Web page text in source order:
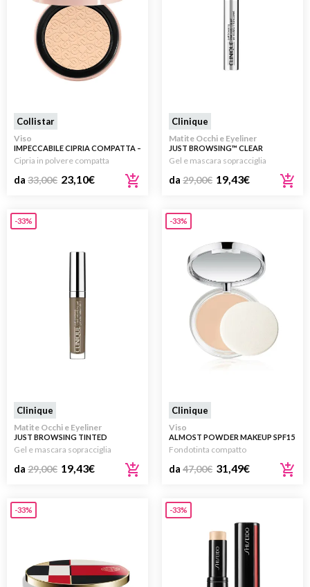
Collistar
Viso
IMPECCABILE CIPRIA COMPATTA –
REFILL
Cipria in polvere compatta
da 33,00€ 23,10€
Clinique
Matite Occhi e Eyeliner
JUST BROWSING™ CLEAR
SCULPTING GEL
Gel e mascara sopracciglia
da 29,00€ 19,43€
-33%
Clinique
Matite Occhi e Eyeliner
JUST BROWSING TINTED
VOLUMIZING GEL
Gel e mascara sopracciglia
da 29,00€ 19,43€
-33%
Clinique
Viso
ALMOST POWDER MAKEUP SPF15
Fondotinta compatto
da 47,00€ 31,49€
-33% -33%